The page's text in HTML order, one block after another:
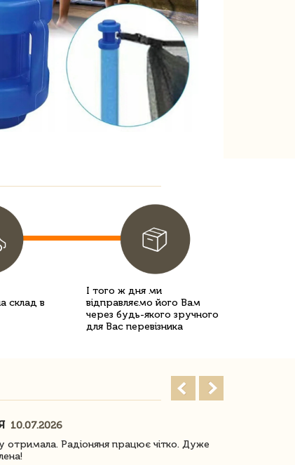
склад в
І того ж дня ми
відправляємо його Вам
через будь-якого зручного
для Вас перевізника
10.07.2026
отримала. Радіоняня працює чітко. Дуже